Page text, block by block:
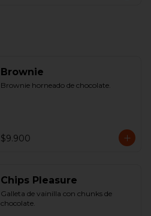
Brownie
Brownie horneado de chocolate.
$9.900
Chips Pleasure
Galleta de vainilla con chunks de
chocolate.